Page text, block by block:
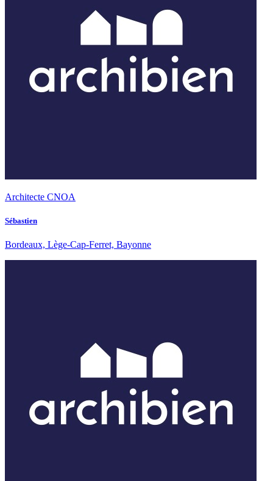
Architecte CNOA
Sébastien
Bordeaux, Lège-Cap-Ferret, Bayonne